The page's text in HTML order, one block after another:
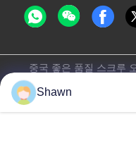
중국 좋은 품질 스크루
Guangzhou Kaixi Wisdom
Shawn